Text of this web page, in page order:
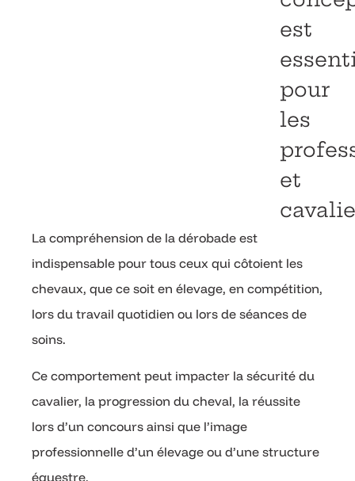
est
pour
les
et
La compréhension de la dérobade est
indispensable pour tous ceux qui côtoient les
chevaux, que ce soit en élevage, en compétition,
lors du travail quotidien ou lors de séances de
soins.
Ce comportement peut impacter la sécurité du
cavalier, la progression du cheval, la réussite
lors d’un concours ainsi que l’image
professionnelle d’un élevage ou d’une structure
équestre.